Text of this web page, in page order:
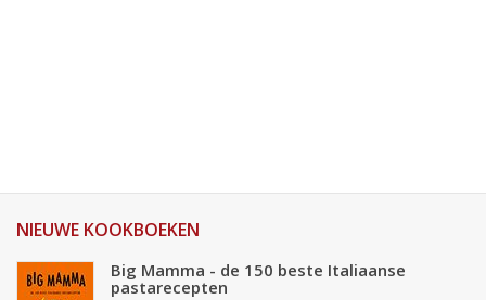
NIEUWE KOOKBOEKEN
Big Mamma - de 150 beste Italiaanse
pastarecepten